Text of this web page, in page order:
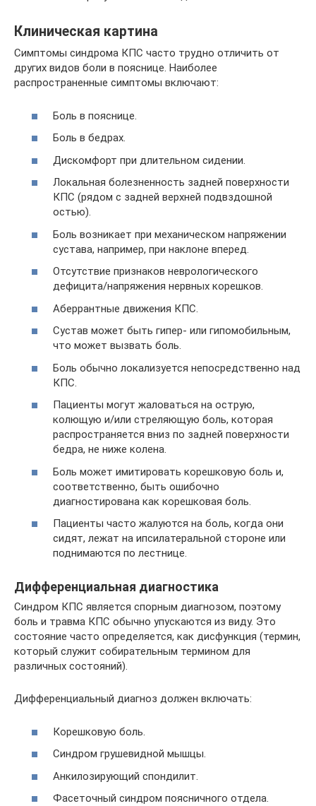
Клиническая картина
Симптомы синдрома КПС часто трудно отличить от
других видов боли в пояснице. Наиболее
распространенные симптомы включают:
Боль в пояснице.
Боль в бедрах.
Дискомфорт при длительном сидении.
Локальная болезненность задней поверхности
КПС (рядом с задней верхней подвздошной
остью).
Боль возникает при механическом напряжении
сустава, например, при наклоне вперед.
Отсутствие признаков неврологического
дефицита/напряжения нервных корешков.
Аберрантные движения КПС.
Сустав может быть гипер- или гипомобильным,
что может вызвать боль.
Боль обычно локализуется непосредственно над
КПС.
Пациенты могут жаловаться на острую,
колющую и/или стреляющую боль, которая
распространяется вниз по задней поверхности
бедра, не ниже колена.
Боль может имитировать корешковую боль и,
соответственно, быть ошибочно
диагностирована как корешковая боль.
Пациенты часто жалуются на боль, когда они
сидят, лежат на ипсилатеральной стороне или
поднимаются по лестнице.
Дифференциальная диагностика
Синдром КПС является спорным диагнозом, поэтому
боль и травма КПС обычно упускаются из виду. Это
состояние часто определяется, как дисфункция (термин,
который служит собирательным термином для
различных состояний).
Дифференциальный диагноз должен включать:
Корешковую боль.
Синдром грушевидной мышцы.
Анкилозирующий спондилит.
Фасеточный синдром поясничного отдела.